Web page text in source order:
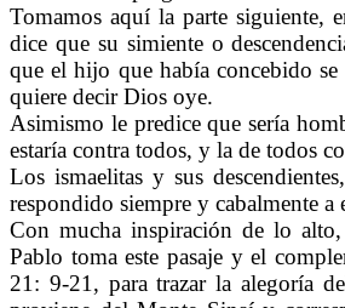
Tomamos aquí la parte siguiente,
dice que su simiente o
que el hijo que había concebido
quiere decir Dios oye.
Asimismo le predice que sería
estaría contra todos, y la de todos
Los ismaelitas y sus
respondido siempre y cabalmente a
Con mucha inspiración de lo alto,
Pablo toma este pasaje y el
21: 9-21, para trazar la alegoría